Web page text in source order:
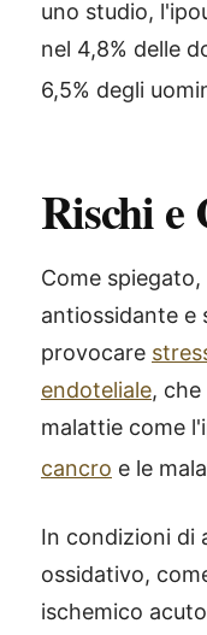
uno studio,
nel 4,8% delle
6,5% degli
Rischi e
Come
antiossidante e
provocare
endoteliale,
malattie come
cancro e le
In condizioni di
ossidativo,
ischemico